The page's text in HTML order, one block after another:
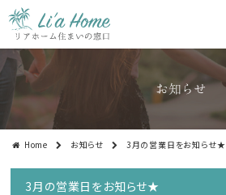
お知らせ
Home お知らせ 3月の営業日をお知らせ★
3月の営業日をお知らせ★